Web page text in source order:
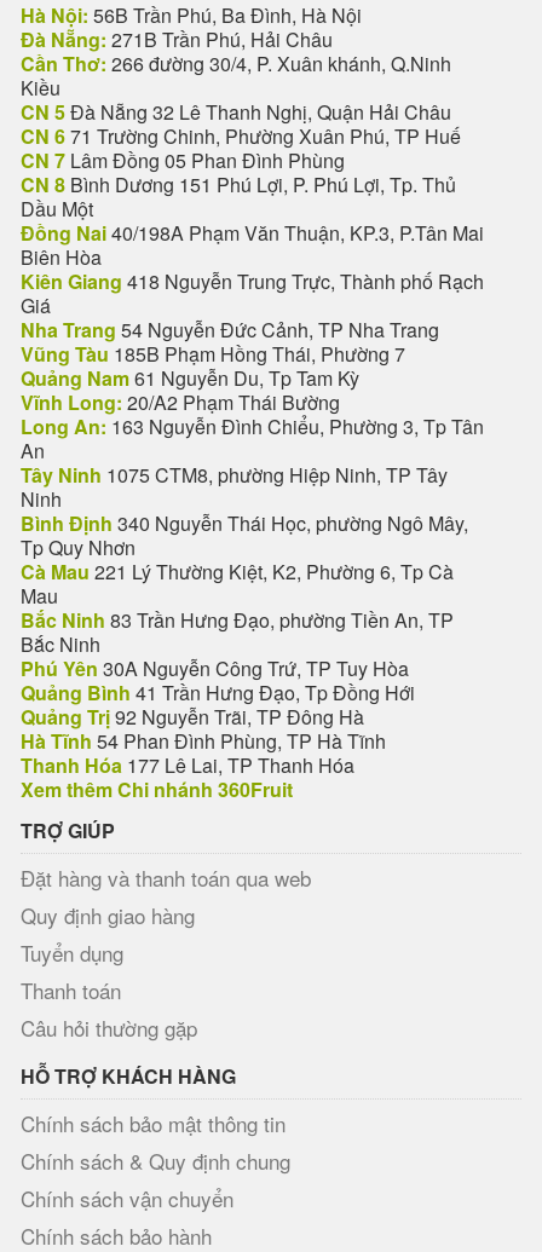
Hà Nội: 56B Trần Phú, Ba Đình, Hà Nội
Đà Nẵng: 271B Trần Phú, Hải Châu
Cần Thơ: 266 đường 30/4, P. Xuân khánh, Q.Ninh
Kiều
CN 5Đà Nẵng 32 Lê Thanh Nghị, Quận Hải Châu
CN 671 Trường Chinh, Phường Xuân Phú, TP Huế
CN 7 Lâm Đồng 05 Phan Đình Phùng
CN 8 Bình Dương 151 Phú Lợi, P. Phú Lợi, Tp. Thủ
Dầu Một
Đồng Nai40/198A Phạm Văn Thuận, KP.3, P.Tân Mai
Biên Hòa
Kiên Giang 418 Nguyễn Trung Trực, Thành phố Rạch
Giá
Nha Trang 54 Nguyễn Đức Cảnh, TP Nha Trang
Vũng Tàu 185B Phạm Hồng Thái, Phường 7
Quảng Nam61 Nguyễn Du, Tp Tam Kỳ
Vĩnh Long: 20/A2 Phạm Thái Bường
Long An: 163 Nguyễn Đình Chiểu, Phường 3, Tp Tân
An
Tây Ninh 1075 CTM8, phường Hiệp Ninh, TP Tây
Ninh
Bình Định 340 Nguyễn Thái Học, phường Ngô Mây,
Tp Quy Nhơn
Cà Mau 221 Lý Thường Kiệt, K2, Phường 6, Tp Cà
Mau
Bắc Ninh 83 Trần Hưng Đạo, phường Tiền An, TP
Bắc Ninh
Phú Yên 30A Nguyễn Công Trứ, TP Tuy Hòa
Quảng Bình 41 Trần Hưng Đạo, Tp Đồng Hới
Quảng Trị92 Nguyễn Trãi, TP Đông Hà
Hà Tĩnh 54 Phan Đình Phùng, TP Hà Tĩnh
Thanh Hóa 177 Lê Lai, TP Thanh Hóa
Xem thêm Chi nhánh 360Fruit
TRỢ GIÚP
Đặt hàng và thanh toán qua web
Quy định giao hàng
Tuyển dụng
Thanh toán
Câu hỏi thường gặp
HỖ TRỢ KHÁCH HÀNG
Chính sách bảo mật thông tin
Chính sách & Quy định chung
Chính sách vận chuyển
Chính sách bảo hành